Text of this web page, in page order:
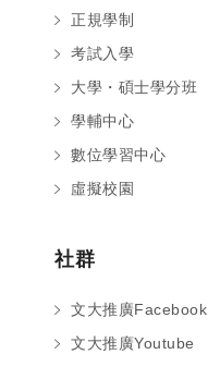
正規學制
考試入學
大學・碩士學分班
學輔中心
數位學習中心
虛擬校園
社群
文大推廣Facebook
文大推廣Youtube